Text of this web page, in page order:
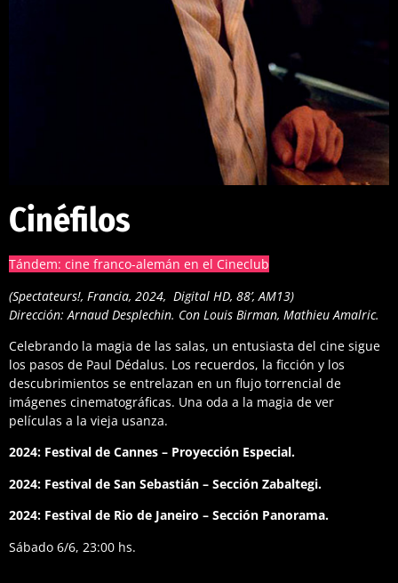
Cinéfilos
Tándem: cine franco-alemán en el Cineclub
(Spectateurs!, Francia, 2024, Digital HD, 88’, AM13)
Dirección: Arnaud Desplechin. Con Louis Birman, Mathieu Amalric.
Celebrando la magia de las salas, un entusiasta del cine sigue
los pasos de Paul Dédalus. Los recuerdos, la ficción y los
descubrimientos se entrelazan en un flujo torrencial de
imágenes cinematográficas. Una oda a la magia de ver
películas a la vieja usanza.
2024: Festival de Cannes – Proyección Especial.
2024: Festival de San Sebastián – Sección Zabaltegi.
2024: Festival de Rio de Janeiro – Sección Panorama.
Sábado 6/6, 23:00 hs.